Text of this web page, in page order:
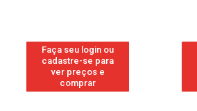
Faça seu login ou
cadastre-se para
ver preços e
comprar